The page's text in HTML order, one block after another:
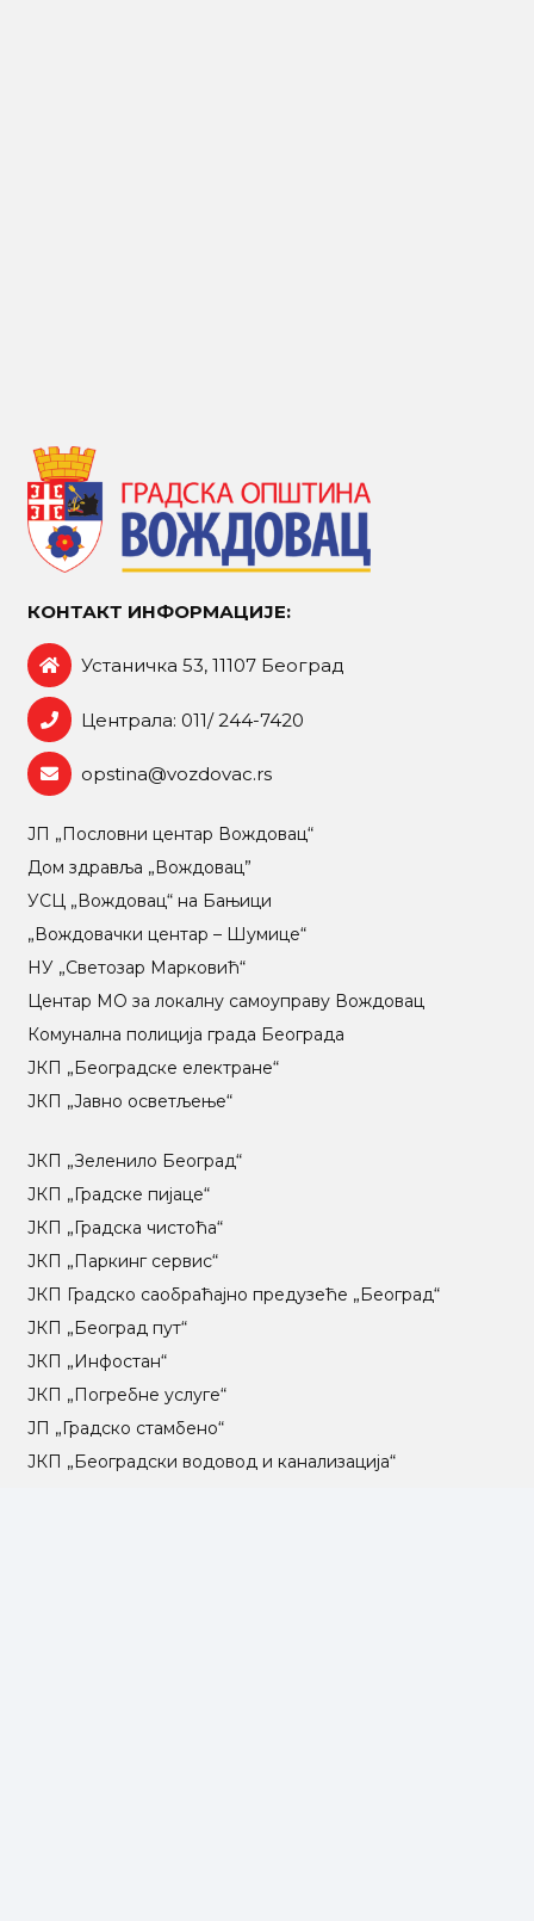
КОНТАКТ ИНФОРМАЦИЈЕ:
Устаничка 53, 11107 Београд
Централа: 011/ 244-7420
opstina@vozdovac.rs
ЈП „Пословни центар Вождовац“
Дом здравља „Вождовац”
УСЦ „Вождовац“ на Бањици
„Вождовачки центар – Шумице“
НУ „Светозар Марковић“
Центар МO за локалну самоуправу Вождовац
Комунална полиција града Београда
ЈКП „Београдске електране“
ЈКП „Јавно осветљење“
ЈКП „Зеленило Београд“
ЈКП „Градске пијаце“
ЈКП „Градска чистоћа“
ЈКП „Паркинг сервис“
ЈКП Градско саобраћајно предузеће „Београд“
ЈКП „Београд пут“
ЈКП „Инфостан“
ЈКП „Погребне услуге“
ЈП „Градско стамбено“
ЈКП „Београдски водовод и канализација“